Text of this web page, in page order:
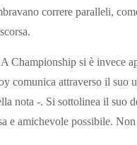
correre paralleli,
Championship si è invece
comunica attraverso il suo
nota -. Si sottolinea il suo
e amichevole possibile.